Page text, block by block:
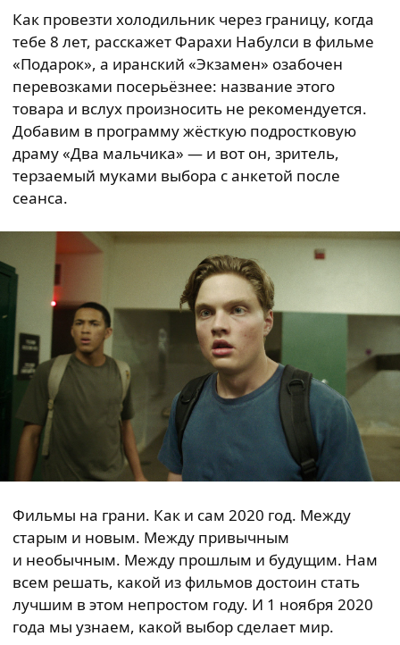
Как провезти холодильник через границу, когда
тебе 8 лет, расскажет Фарахи Набулси в фильме
«Подарок», а иранский «Экзамен» озабочен
перевозками посерьёзнее: название этого
товара и вслух произносить не рекомендуется.
Добавим в программу жёсткую подростковую
драму «Два мальчика» — и вот он, зритель,
терзаемый муками выбора с анкетой после
сеанса.
Фильмы на грани. Как и сам 2020 год. Между
старым и новым. Между привычным
и необычным. Между прошлым и будущим. Нам
всем решать, какой из фильмов достоин стать
лучшим в этом непростом году. И 1 ноября 2020
года мы узнаем, какой выбор сделает мир.